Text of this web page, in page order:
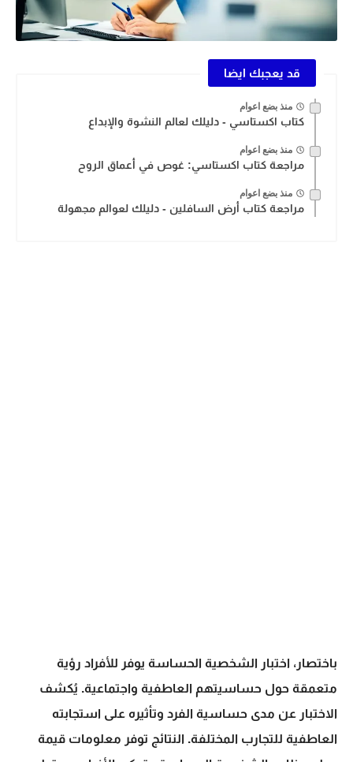
قد يعجبك ايضا
منذ بضع اعوام
كتاب اكستاسي - دليلك لعالم النشوة والإبداع
منذ بضع اعوام
مراجعة كتاب اكستاسي: غوص في أعماق الروح
منذ بضع اعوام
مراجعة كتاب أرض السافلين - دليلك لعوالم مجهولة
باختصار، اختبار الشخصية الحساسة يوفر للأفراد رؤية
متعمقة حول حساسيتهم العاطفية واجتماعية. يُكشف
الاختبار عن مدى حساسية الفرد وتأثيره على استجابته
العاطفية للتجارب المختلفة. النتائج توفر معلومات قيمة